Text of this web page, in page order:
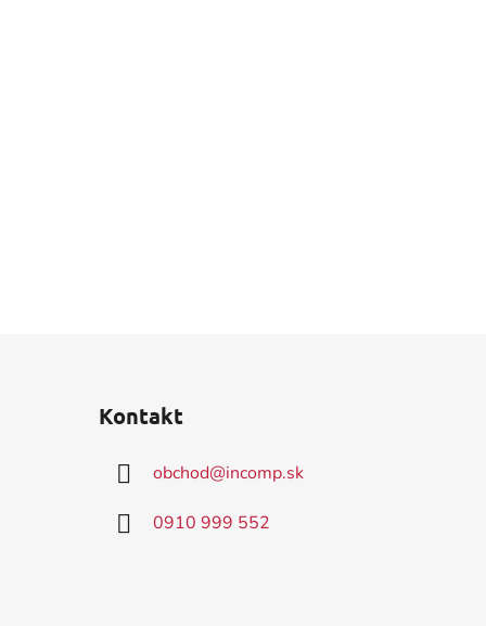
Kontakt
obchod@incomp.sk
0910 999 552